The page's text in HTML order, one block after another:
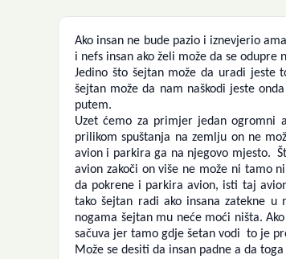
Ako insan ne bude pazio i iznevjerio
i nefs insan ako želi može da se
Jedino što šejtan može da uradi jeste
šejtan može da nam naškodi jeste
putem.
Uzet ćemo za primjer jedan ogromni
prilikom spuštanja na zemlju on ne
avion i parkira ga na njegovo mjesto.
avion zakoči on više ne može ni tamo
da pokrene i parkira avion, isti taj
tako šejtan radi ako insana zatekne
nogama šejtan mu neće moći ništa.
sačuva jer tamo gdje šetan vodi to je
Može se desiti da insan padne a da